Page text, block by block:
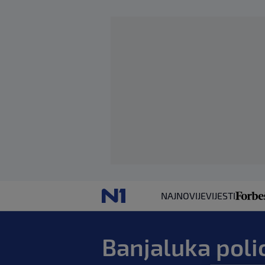
NAJNOVIJEVIJESTI
Banjaluka